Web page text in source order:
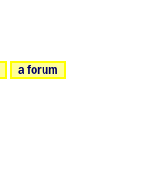
a forum